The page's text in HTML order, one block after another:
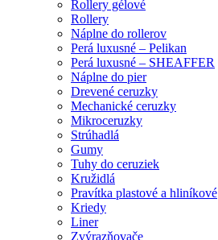
Rollery gélové
Rollery
Náplne do rollerov
Perá luxusné – Pelikan
Perá luxusné – SHEAFFER
Náplne do pier
Drevené ceruzky
Mechanické ceruzky
Mikroceruzky
Strúhadlá
Gumy
Tuhy do ceruziek
Kružidlá
Pravítka plastové a hliníkové
Kriedy
Liner
Zvýrazňovače